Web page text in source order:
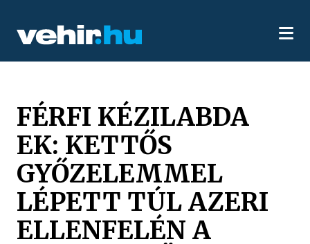
FÉRFI KÉZILABDA
EK: KETTŐS
GYŐZELEMMEL
LÉPETT TÚL AZERI
ELLENFELÉN A